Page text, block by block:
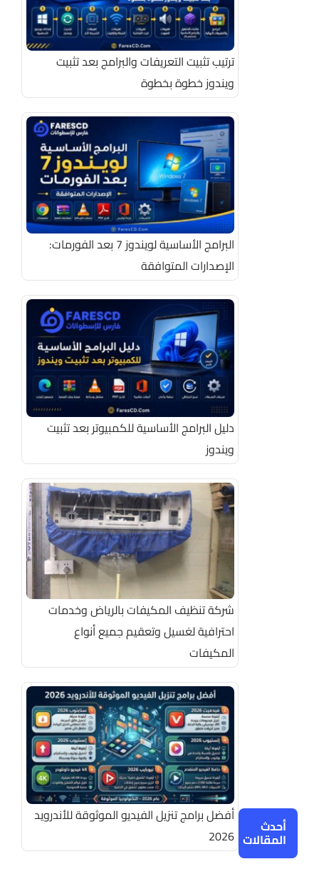
أحدث
المقالات
ترتيب تثبيت التعريفات والبرامج بعد تثبيت
ويندوز خطوة بخطوة
البرامج الأساسية لويندوز 7 بعد الفورمات:
الإصدارات المتوافقة
دليل البرامج الأساسية للكمبيوتر بعد تثبيت
ويندوز
شركة تنظيف المكيفات بالرياض وخدمات
احترافية لغسيل وتعقيم جميع أنواع
المكيفات
أفضل برامج تنزيل الفيديو الموثوقة للأندرويد
2026